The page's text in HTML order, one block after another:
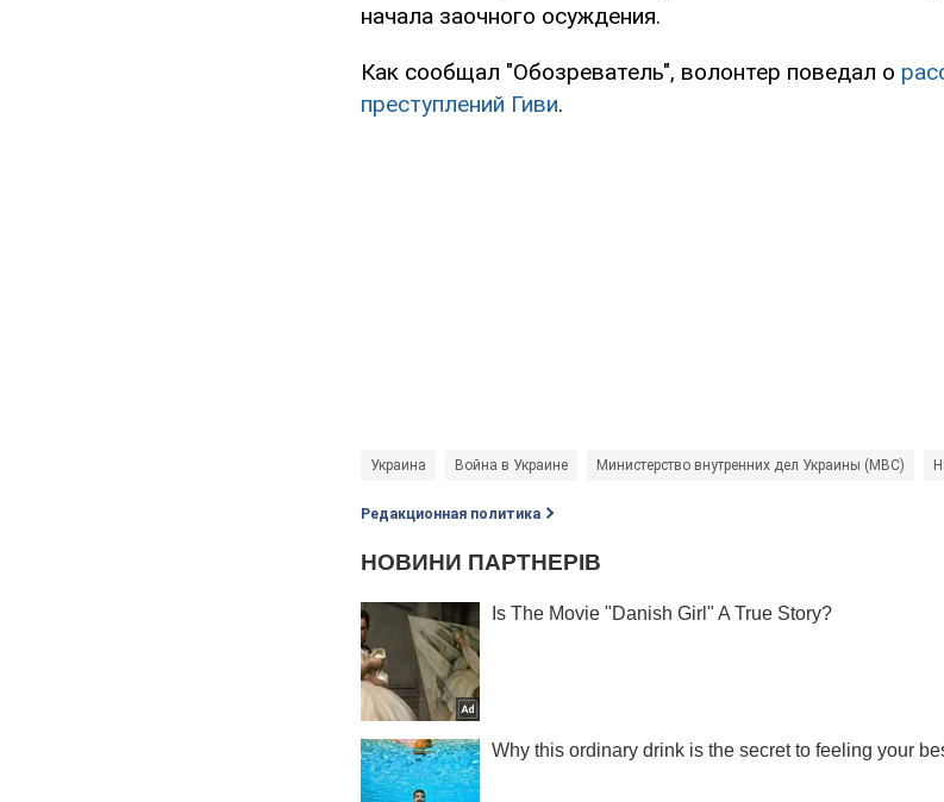
начала заочного осуждения.
Как сообщал "Обозреватель", волонтер поведал о
преступлений Гиви.
Украина Война в Украине Министерство внутренних дел Украины (МВС)
Редакционная политика